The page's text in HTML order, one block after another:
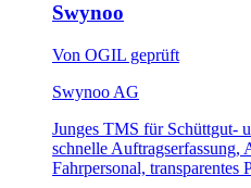
Swynoo
Von OGIL geprüft
Swynoo AG
Junges TMS für Schüttgut-
schnelle Auftragserfassung,
Fahrpersonal, transparentes